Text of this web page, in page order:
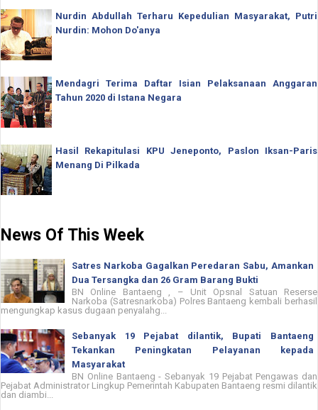
Nurdin Abdullah Terharu Kepedulian Masyarakat, Putri
Nurdin: Mohon Do'anya
Mendagri Terima Daftar Isian Pelaksanaan Anggaran
Tahun 2020 di Istana Negara
Hasil Rekapitulasi KPU Jeneponto, Paslon Iksan-Paris
Menang Di Pilkada
News Of This Week
Satres Narkoba Gagalkan Peredaran Sabu, Amankan
Dua Tersangka dan 26 Gram Barang Bukti
BN Online Bantaeng , – Unit Opsnal Satuan Reserse
Narkoba (Satresnarkoba) Polres Bantaeng kembali berhasil
mengungkap kasus dugaan penyalahg...
Sebanyak 19 Pejabat dilantik, Bupati Bantaeng
Tekankan Peningkatan Pelayanan kepada
Masyarakat
BN Online Bantaeng - Sebanyak 19 Pejabat Pengawas dan
Pejabat Administrator Lingkup Pemerintah Kabupaten Bantaeng resmi dilantik
dan diambi...